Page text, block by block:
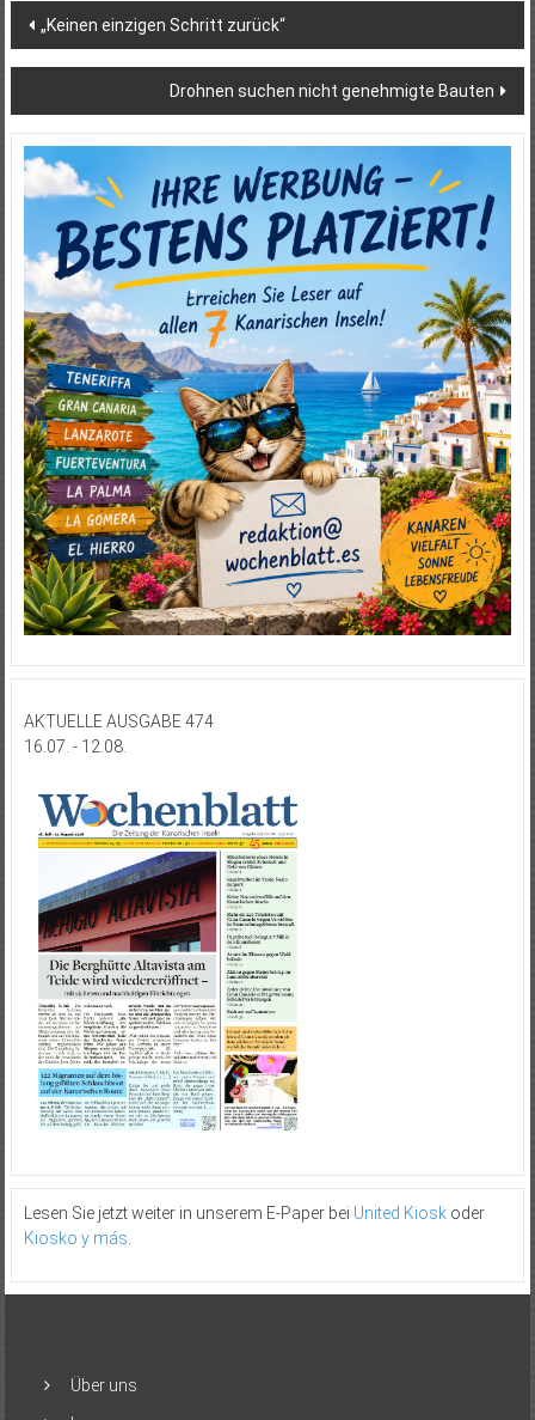
Beitragsnavigation
„Keinen einzigen Schritt zurück“
Drohnen suchen nicht genehmigte Bauten
AKTUELLE AUSGABE 474
16.07. - 12.08.
Lesen Sie jetzt weiter in unserem E-Paper bei United Kioskoder
Kiosko y más.
Über uns